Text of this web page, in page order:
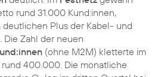
rund 31.000 Kund:innen,
Plus der Kabel- und
Die Zahl der neuen
(ohne M2M) kletterte im
400.000. Die monatliche